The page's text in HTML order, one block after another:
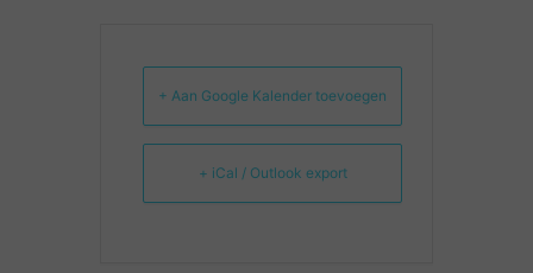
+ Aan Google Kalender toevoegen
+ iCal / Outlook export